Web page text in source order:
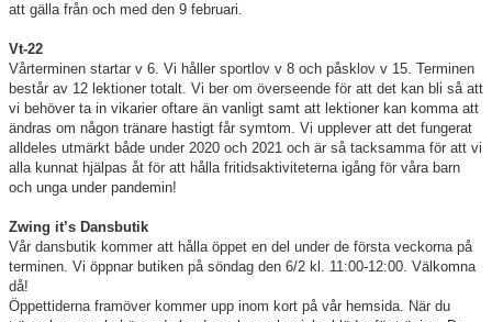
att gälla från och med den 9 februari.
Vt-22
Vårterminen startar v 6. Vi håller sportlov v 8 och påsklov v 15. Terminen
består av 12 lektioner totalt. Vi ber om överseende för att det kan bli så att
vi behöver ta in vikarier oftare än vanligt samt att lektioner kan komma att
ändras om någon tränare hastigt får symtom. Vi upplever att det fungerat
alldeles utmärkt både under 2020 och 2021 och är så tacksamma för att vi
alla kunnat hjälpas åt för att hålla fritidsaktiviteterna igång för våra barn
och unga under pandemin!
Zwing it’s Dansbutik
Vår dansbutik kommer att hålla öppet en del under de första veckorna på
terminen. Vi öppnar butiken på söndag den 6/2 kl. 11:00-12:00. Välkomna
då!
Öppettiderna framöver kommer upp inom kort på vår hemsida. När du